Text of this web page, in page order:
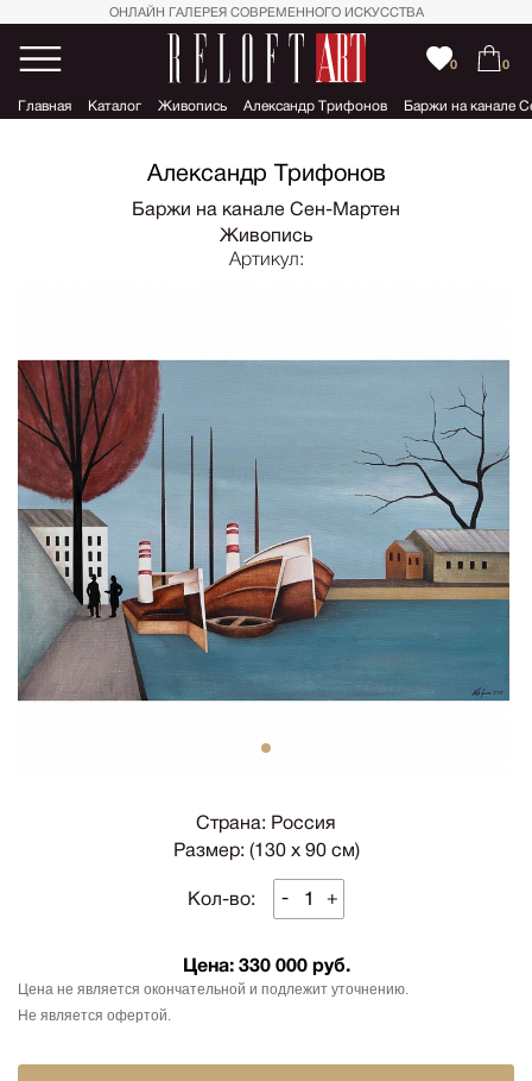
ОНЛАЙН ГАЛЕРЕЯ СОВРЕМЕННОГО ИСКУССТВА
0 0
Главная Каталог Живопись Александр Трифонов Баржи на канале
Александр Трифонов
Баржи на канале Сен-Мартен
Живопись
Артикул:
Страна: Россия
Размер: (130 х 90 см)
Кол-во: - +
Цена: 330 000 руб.
Цена не является окончательной и подлежит уточнению.
Не является офертой.